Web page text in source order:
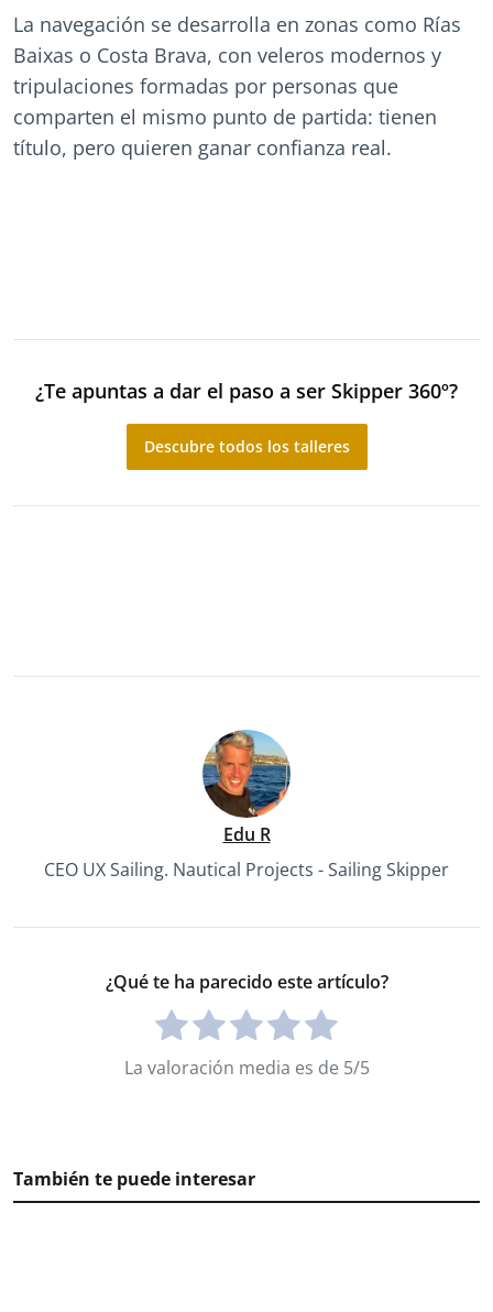
La navegación se desarrolla en zonas como Rías
Baixas o Costa Brava, con veleros modernos y
tripulaciones formadas por personas que
comparten el mismo punto de partida: tienen
título, pero quieren ganar confianza real.
¿Te apuntas a dar el paso a ser Skipper 360º?
Descubre todos los talleres
Edu R
CEO UX Sailing. Nautical Projects - Sailing Skipper
¿Qué te ha parecido este artículo?
La valoración media es de 5/5
También te puede interesar